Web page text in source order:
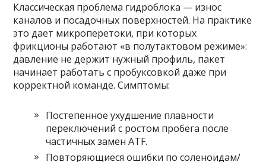
Классическая проблема гидроблока — износ
каналов и посадочных поверхностей. На практике
это дает микроперетоки, при которых
фрикционы работают «в полутактовом режиме»:
давление не держит нужный профиль, пакет
начинает работать с пробуксовкой даже при
корректной команде. Симптомы:
Постепенное ухудшение плавности
переключений с ростом пробега после
частичных замен ATF.
Повторяющиеся ошибки по соленоидам/